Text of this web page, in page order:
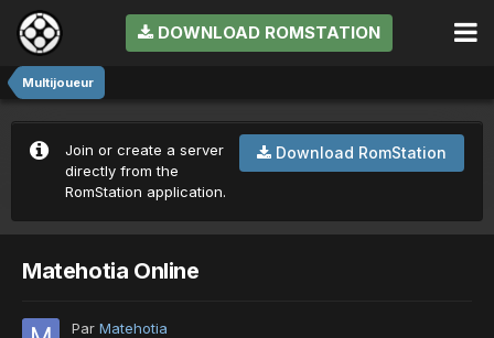
DOWNLOAD ROMSTATION
Multijoueur
Download RomStation
Join or create a server
directly from the
RomStation application.
Matehotia Online
Par Matehotia